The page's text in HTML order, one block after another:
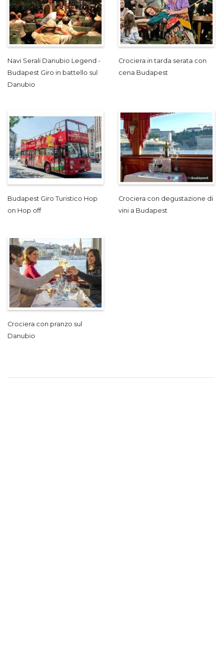
Navi Serali Danubio Legend -
Budapest Giro in battello sul
Danubio
Crociera in tarda serata con
cena Budapest
Budapest Giro Turistico Hop
on Hop off
Crociera con degustazione di
vini a Budapest
Crociera con pranzo sul
Danubio